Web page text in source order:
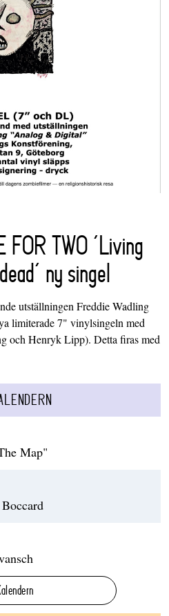
FOR TWO ‘Living
ny singel
utställningen Freddie Wadling
limiterade 7" vinylsingeln med
och Henryk Lipp). Detta firas med
Map"